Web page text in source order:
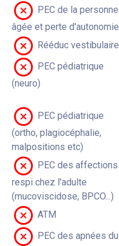
PEC de la personne
âgée et perte d'autonomie
Rééduc vestibulaire
PEC pédiatrique
(neuro)
PEC pédiatrique
(ortho, plagiocéphalie,
malpositions etc)
PEC des affections
respi chez l'adulte
(mucoviscidose, BPCO...)
ATM
PEC des apnées du